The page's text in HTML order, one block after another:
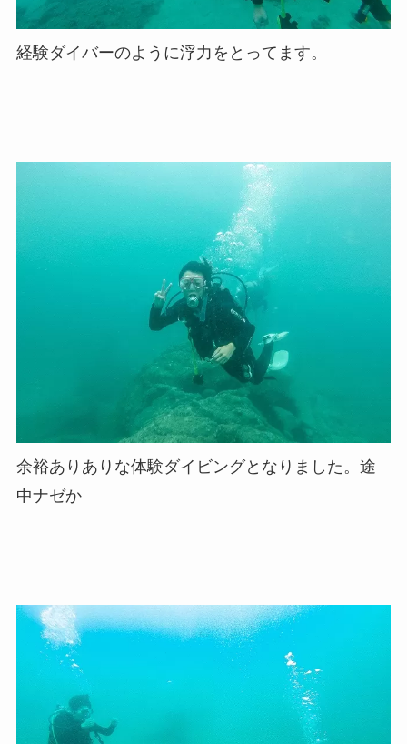
経験ダイバーのように浮力をとってます。
余裕ありありな体験ダイビングとなりました。途
中ナゼか